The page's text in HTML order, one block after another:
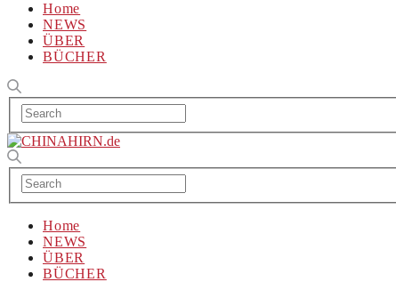
Home
NEWS
ÜBER
BÜCHER
Home
NEWS
ÜBER
BÜCHER